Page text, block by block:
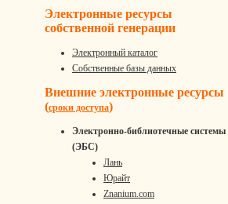
Электронные ресурсы
собственной генерации
Электронный каталог
Собственные базы данных
Внешние электронные ресурсы
(сроки доступа)
Электронно-библиотечные системы
(ЭБС)
Лань
Юрайт
Znanium.com